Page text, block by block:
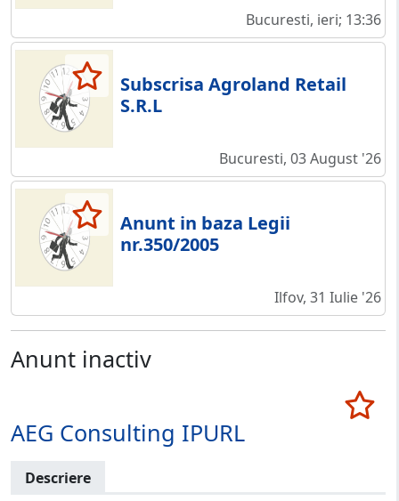
Bucuresti, ieri; 13:36
Subscrisa Agroland Retail
S.R.L
Bucuresti, 03 August '26
Anunt in baza Legii
nr.350/2005
Ilfov, 31 Iulie '26
Anunt inactiv
AEG Consulting IPURL
Descriere